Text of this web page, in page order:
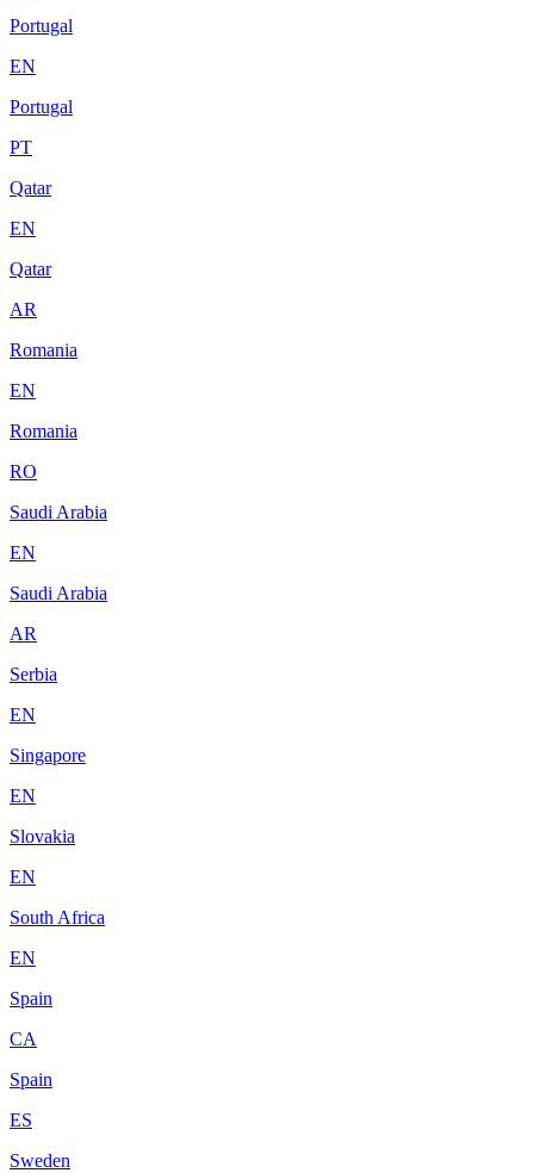
Portugal
EN
Portugal
PT
Qatar
EN
Qatar
AR
Romania
EN
Romania
RO
Saudi Arabia
EN
Saudi Arabia
AR
Serbia
EN
Singapore
EN
Slovakia
EN
South Africa
EN
Spain
CA
Spain
ES
Sweden